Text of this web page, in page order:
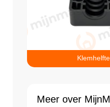
Meer over